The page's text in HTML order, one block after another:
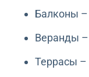
Балконы –
Веранды –
Террасы –